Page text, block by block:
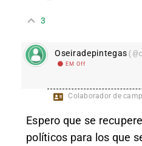
3
Oseiradepintegas
EM Off
Colaborador de
Espero que se
políticos para los que